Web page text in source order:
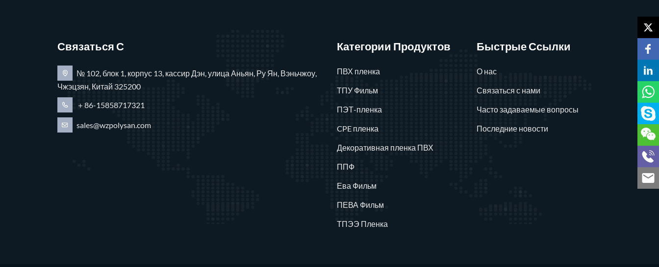
Связаться С
№ 102, блок 1, корпус 13, кассир Дэн, улица Аньян, Ру Ян, Вэньчжоу,
Чжэцзян, Китай 325200
＋86-15858717321
sales@wzpolysan.com
Категории Продуктов
ПВХ пленка
ТПУ Фильм
ПЭТ-пленка
CPE пленка
Декоративная пленка ПВХ
ППФ
Ева Фильм
ПЕВА Фильм
ТПЭЭ Пленка
Быстрые Ссылки
О нас
Связаться с нами
Часто задаваемые вопросы
Последние новости